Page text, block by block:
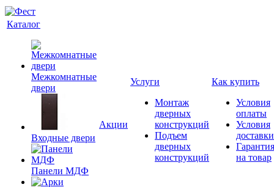
Каталог
Межкомнатные
двери
Входные двери
Панели МДФ
Акции
Услуги
Монтаж
дверных
конструкций
Подъем
дверных
конструкций
Как купить
Условия
оплаты
Условия
доставки
Гарантия
на товар